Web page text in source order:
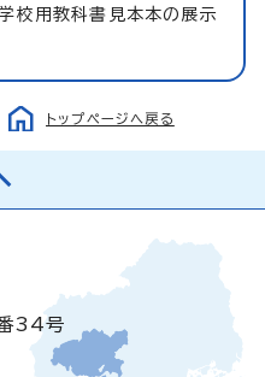
校用教科書見本本の展示
トップページへ戻る
34号